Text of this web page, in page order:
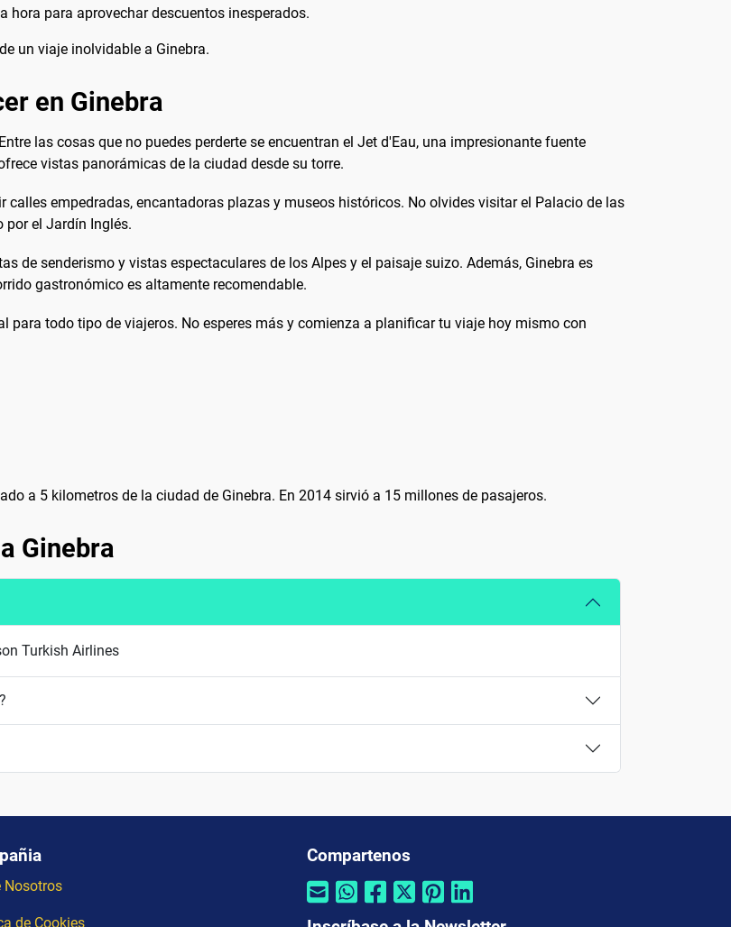
hora para aprovechar descuentos inesperados.
un viaje inolvidable a Ginebra.
en Ginebra
las cosas que no puedes perderte se encuentran el Jet d'Eau, una impresionante fuente
vistas panorámicas de la ciudad desde su torre.
calles empedradas, encantadoras plazas y museos históricos. No olvides visitar el Palacio de las
por el Jardín Inglés.
de senderismo y vistas espectaculares de los Alpes y el paisaje suizo. Además, Ginebra es
gastronómico es altamente recomendable.
para todo tipo de viajeros. No esperes más y comienza a planificar tu viaje hoy mismo con
a 5 kilometros de la ciudad de Ginebra. En 2014 sirvió a 15 millones de pasajeros.
Ginebra
Turkish Airlines
Nosotros
de Cookies
Compartenos